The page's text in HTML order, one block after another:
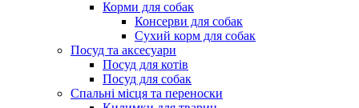
Корми для собак
Консерви для собак
Сухий корм для собак
Посуд та аксесуари
Посуд для котів
Посуд для собак
Спальні місця та переноски